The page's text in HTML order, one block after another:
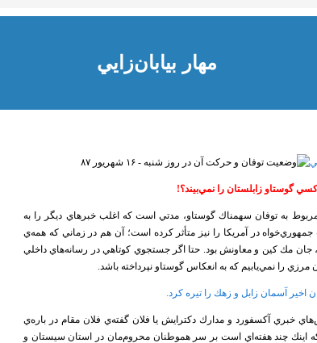
مهار بيابان‌زايي
گوستاو زابلستان را نمي‌بيند؟!
به توفان سهمناك گوستاو، مدتي است كه اغلب خبرهاي ديگر را به
در آمريكا را نيز متأثر كرده است؛ آن هم در زماني كه همه‌ي
جان مك كين و معاونش بود. حتا اگر جستجوي كوتاهي در رسانه‌هاي داخلي
مرزي را نمي‌يابيم كه به انعكاس گوستاو نپرداخته باشد.
خبري آكسفورد و مدارك دكترايش يا فلان گفته‌ي فلان مقام در باره‌ي
اينك چند هفته‌اي است بر سر هموطنان محروم‌مان در استان سيستان و